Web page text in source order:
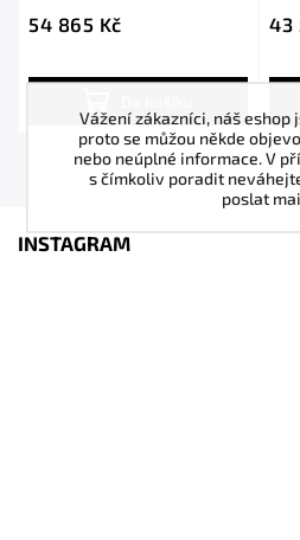
Vážení zákazníci, náš eshop
proto se můžou někde
nebo neúplné informace. V
s čímkoliv poradit
poslat
54 865 Kč 43
INSTAGRAM